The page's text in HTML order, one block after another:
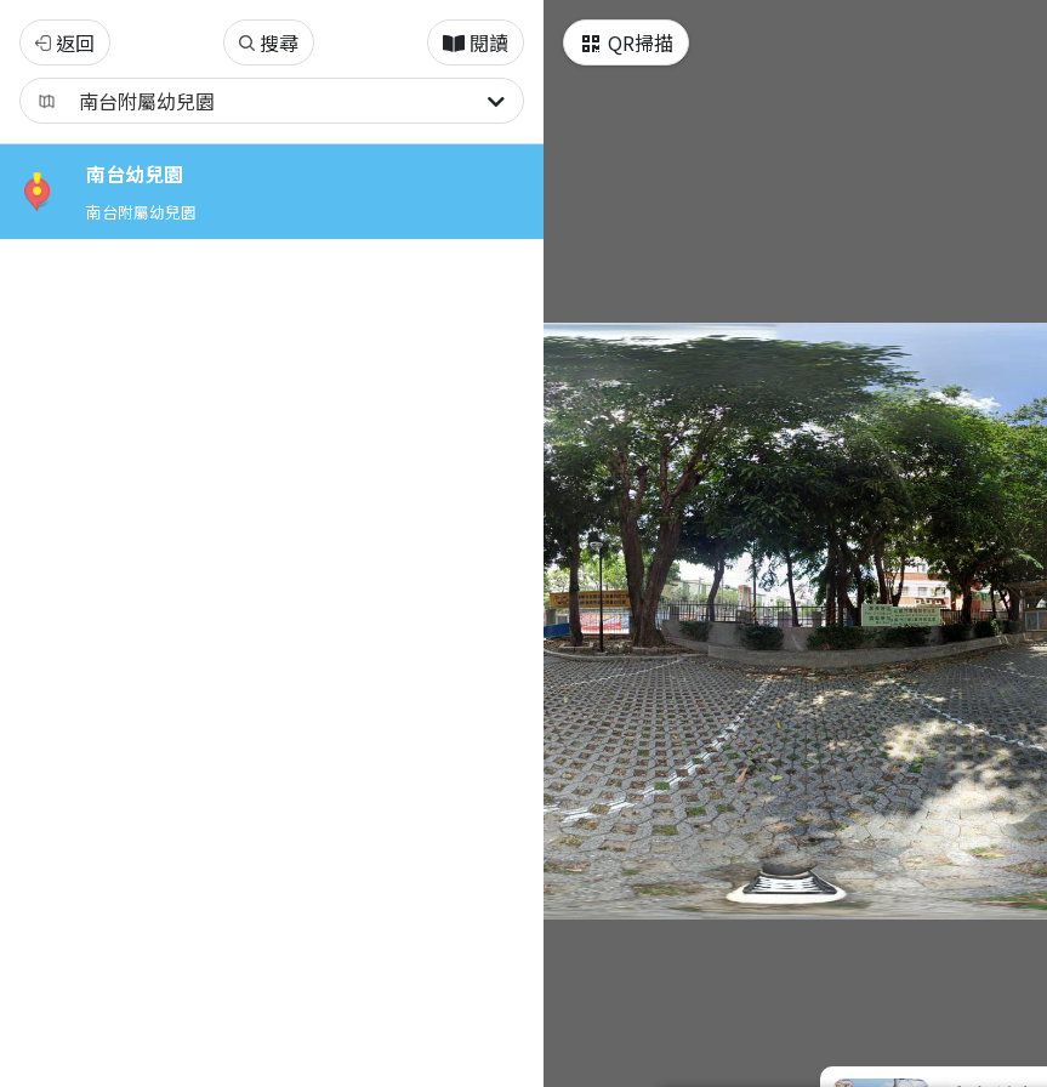
南
台
幼
保
QR掃描
返回 搜尋 閱讀
南台幼兒園
南台附屬幼兒園
南台教學大樓N棟
南台科大教學大樓N棟
南台教學大樓W棟
南台科大教學大樓W棟